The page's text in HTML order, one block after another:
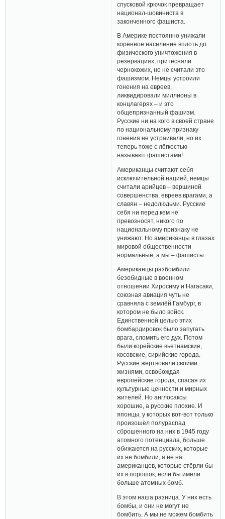
спусковой крючок превращает
национал-шовиниста в
законченного фашиста.
В Америке постоянно унижали
коренное население вплоть до
физического уничтожения в
резервациях, притесняли
чернокожих, но не считали это
фашизмом. Немцы устроили
гонения на евреев,
ликвидировали миллионы в
концлагерях – и это
общепризнанный фашизм.
Русские ни на кого в своей стране
по национальному признаку
гонения не устраивали, но их
теперь тоже с лёгкостью
называют фашистами!
Американцы считают себя
исключительной нацией, немцы
считали арийцев – вершиной
совершенства, евреев врагами, а
славян – недолюдьми. Русские
себя ни перед кем не
превозносят, никого по
национальному признаку не
унижают. Но американцы в глазах
мировой общественности
нормальные, а мы – фашисты.
Американцы разбомбили
безобидные в военном
отношении Хиросиму и Нагасаки,
союзная авиация чуть не
сравняла с землёй Гамбург, в
котором не было войск.
Единственной целью этих
бомбардировок было запугать
врага, сломить его дух. Потом
были корейские вьетнамские,
косовские, сирийские города.
Русские жертвовали своими
жизнями, освобождая
европейские города, спасая их
культурные ценности и мирных
жителей. Но англосаксы
хорошие, а русские плохие. И
японцы, у которых вот-вот только
произошёл полураспад
сброшенного на них в 1945 году
атомного потенциала, больше
обижаются на русских, которые
их не бомбили, а не на
американцев, которые стёрли бы
их в порошок, если бы имели
больше атомных бомб.
В этом наша разница. У них есть
бомбы, и они не могут не
бомбить. А мы не можем бомбить